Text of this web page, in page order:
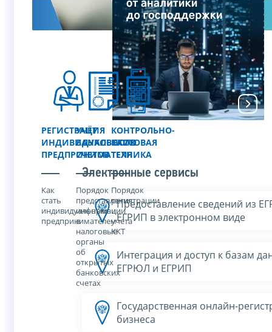
РЕГИСТРАЦИЯ
ИНДИВИДУАЛЬНОГО
ПРЕДПРИНИМАТЕЛЯ
Как
стать
индивидуальным
предпринимателем
УЧЁТ
БАНКОВСКИХ
СЧЕТОВ
Порядок
представления
информации
в
налоговые
органы
об
открытых
банковских
счетах
КОНТРОЛЬНО-
КАССОВАЯ
ТЕХНИКА
Порядок
регистрации
и
учета
ККТ
Электронные сервисы
Предоставление сведений из
ЕГРИП в электронном виде
Интеграция и доступ к базам
ЕГРЮЛ и ЕГРИП
Государственная онлайн-
бизнеса